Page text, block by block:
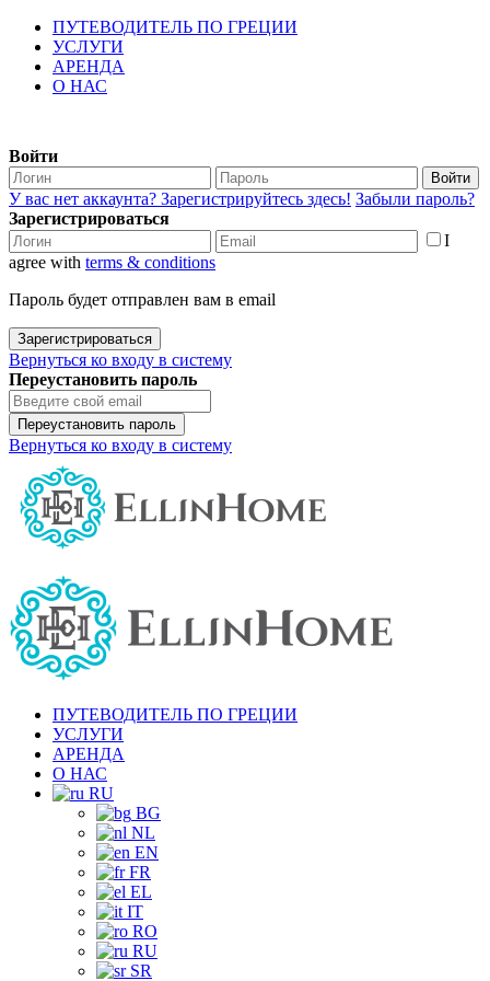
ПУТЕВОДИТЕЛЬ ПО ГРЕЦИИ
УСЛУГИ
АРЕНДА
О НАС
Войти
Войти
У вас нет аккаунта? Зарегистрируйтесь здесь! Забыли пароль?
Зарегистрироваться
I
agree with terms & conditions
Пароль будет отправлен вам в email
Зарегистрироваться
Вернуться ко входу в систему
Переустановить пароль
Переустановить пароль
Вернуться ко входу в систему
ПУТЕВОДИТЕЛЬ ПО ГРЕЦИИ
УСЛУГИ
АРЕНДА
О НАС
RU
BG
NL
EN
FR
EL
IT
RO
RU
SR